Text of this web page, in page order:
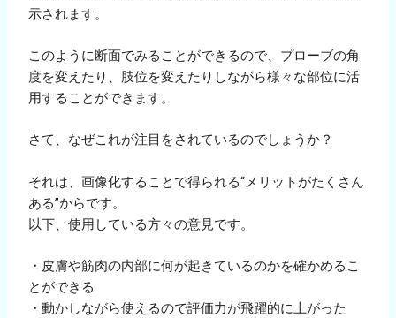
示されます。
このように断面でみることができるので、プローブの角
度を変えたり、肢位を変えたりしながら様々な部位に活
用することができます。
さて、なぜこれが注目をされているのでしょうか？
それは、画像化することで得られる“メリットがたくさん
ある”からです。
以下、使用している方々の意見です。
・皮膚や筋肉の内部に何が起きているのかを確かめるこ
とができる
・動かしながら使えるので評価力が飛躍的に上がった